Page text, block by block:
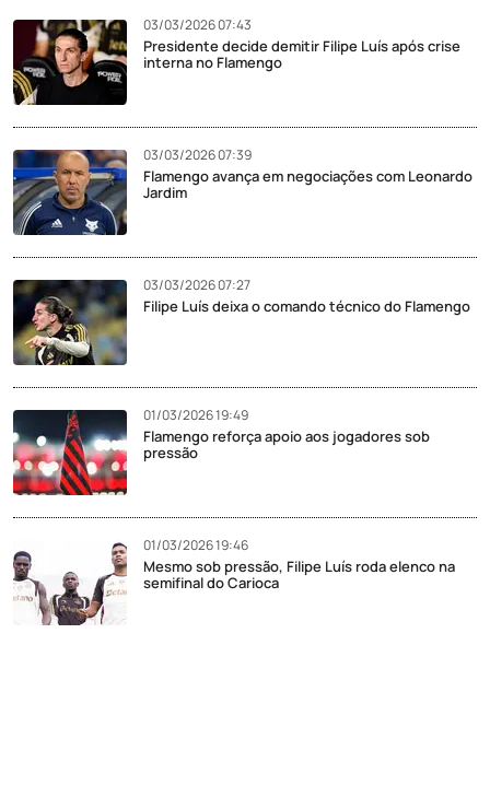
03/03/2026 07:43
Presidente decide demitir Filipe Luís após crise
interna no Flamengo
03/03/2026 07:39
Flamengo avança em negociações com Leonardo
Jardim
03/03/2026 07:27
Filipe Luís deixa o comando técnico do Flamengo
01/03/2026 19:49
Flamengo reforça apoio aos jogadores sob
pressão
01/03/2026 19:46
Mesmo sob pressão, Filipe Luís roda elenco na
semifinal do Carioca